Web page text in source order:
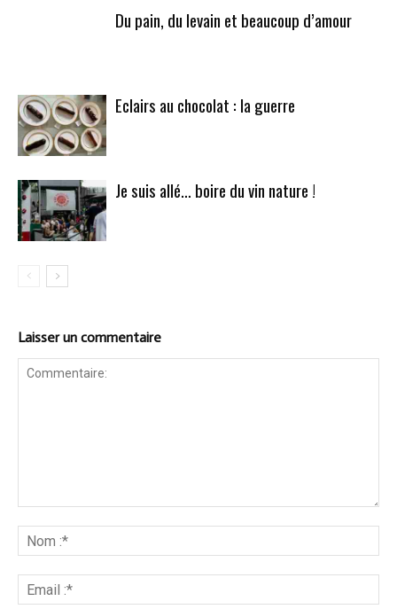
Du pain, du levain et beaucoup d’amour
Eclairs au chocolat : la guerre
Je suis allé… boire du vin nature !
Laisser un commentaire